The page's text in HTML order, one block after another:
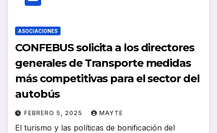
ASOCIACIONES
CONFEBUS solicita a los directores
generales de Transporte medidas
más competitivas para el sector del
autobús
FEBRERO 5, 2025 MAYTE
El turismo y las políticas de bonificación del